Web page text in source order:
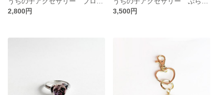
2,800円
3,500円